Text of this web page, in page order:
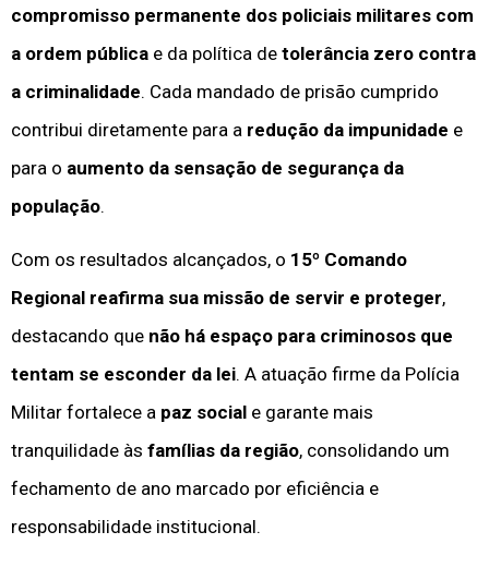
compromisso permanente dos policiais militares com
a ordem pública e da política de tolerância zero contra
a criminalidade. Cada mandado de prisão cumprido
contribui diretamente para a redução da impunidade e
para o aumento da sensação de segurança da
população.
Com os resultados alcançados, o 15º Comando
Regional reafirma sua missão de servir e proteger,
destacando que não há espaço para criminosos que
tentam se esconder da lei. A atuação firme da Polícia
Militar fortalece a paz social e garante mais
tranquilidade às famílias da região, consolidando um
fechamento de ano marcado por eficiência e
responsabilidade institucional.